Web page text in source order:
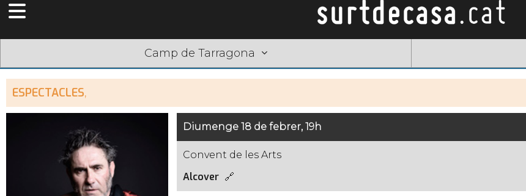
Camp de Tarragona
ESPECTACLES,
Diumenge 18 de febrer, 19h
Convent de les Arts
Alcover